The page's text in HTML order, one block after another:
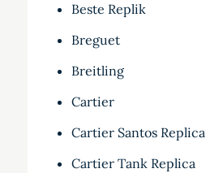
Beste Replik
Breguet
Breitling
Cartier
Cartier Santos Replica
Cartier Tank Replica